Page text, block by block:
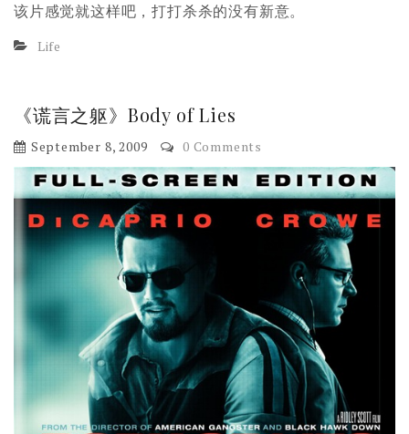
该片感觉就这样吧，打打杀杀的没有新意。
Life
《谎言之躯》Body of Lies
September 8, 2009 0 Comments